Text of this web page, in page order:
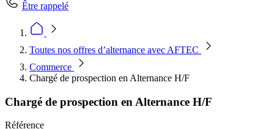
Être rappelé
Toutes nos offres d’alternance avec AFTEC
Commerce
Chargé de prospection en Alternance H/F
Chargé de prospection en Alternance H/F
Référence